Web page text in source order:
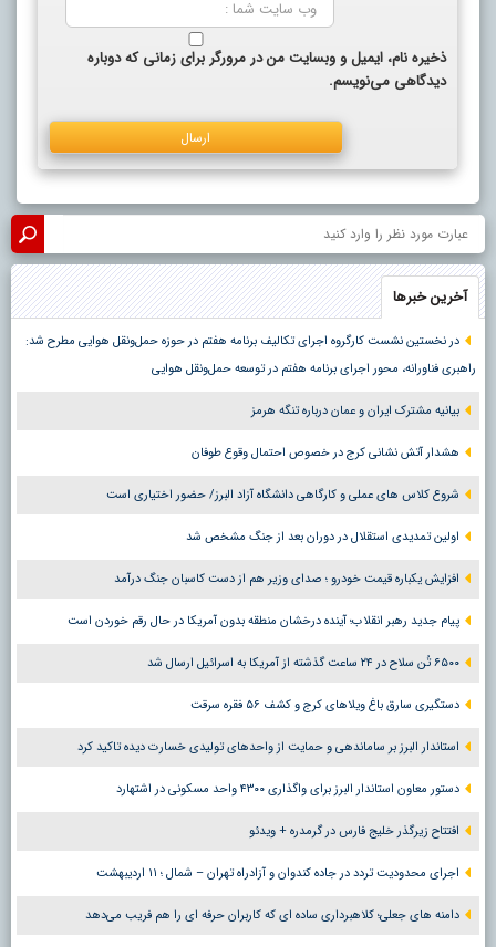
ذخیره نام، ایمیل و وبسایت من در مرورگر برای زمانی که دوباره
دیدگاهی می‌نویسم.
آخرین خبرها
در نخستین نشست کارگروه اجرای تکالیف برنامه هفتم در حوزه حمل‌ونقل هوایی مطرح شد:
راهبری فناورانه، محور اجرای برنامه هفتم در توسعه حمل‌ونقل هوایی
بیانیه مشترک ایران و عمان درباره تنگه هرمز
هشدار آتش نشانی کرج در خصوص احتمال وقوع طوفان
شروع کلاس های عملی و کارگاهی دانشگاه آزاد البرز/ حضور اختیاری است
اولین تمدیدی استقلال در دوران بعد از جنگ مشخص شد
افزایش یکباره قیمت خودرو ؛ صدای وزیر هم از دست کاسبان جنگ درآمد
پیام جدید رهبر انقلاب؛ آینده درخشان منطقه بدون آمریکا در حال رقم خوردن است
۶۵۰۰ تُن سلاح در ۲۴ ساعت گذشته از آمریکا به اسرائیل ارسال شد
دستگیری سارق باغ ویلاهای کرج و کشف ۵۶ فقره سرقت
استاندار البرز بر ساماندهی و حمایت از واحدهای تولیدی خسارت دیده تاکید کرد
دستور معاون استاندار البرز برای واگذاری ۴۳۰۰ واحد مسکونی در اشتهارد
افتتاح زیرگذر خلیج فارس در گرمدره + ویدئو
اجرای محدودیت تردد در جاده کندوان و آزادراه تهران – شمال ؛ ١١ اردیبهشت
دامنه های جعلی؛ کلاهبرداری ساده ای که کاربران حرفه ای را هم فریب می‌دهد